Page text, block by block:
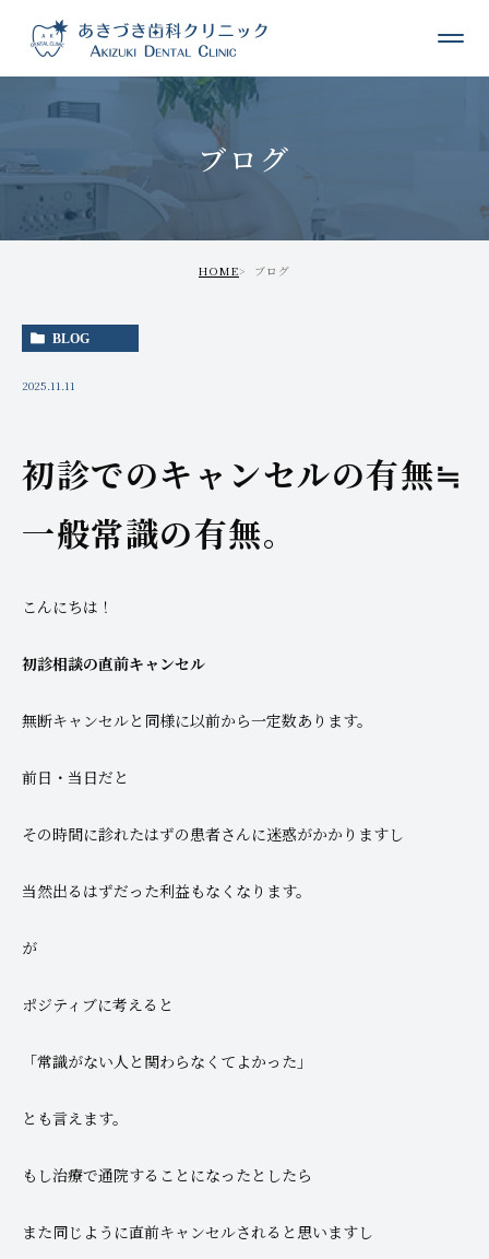
ブログ
HOME ブログ
BLOG
2025.11.11
初診でのキャンセルの有無≒
一般常識の有無。
こんにちは！
初診相談の直前キャンセル
無断キャンセルと同様に以前から一定数あります。
前日・当日だと
その時間に診れたはずの患者さんに迷惑がかかりますし
当然出るはずだった利益もなくなります。
が
ポジティブに考えると
「常識がない人と関わらなくてよかった」
とも言えます。
もし治療で通院することになったとしたら
また同じように直前キャンセルされると思いますし